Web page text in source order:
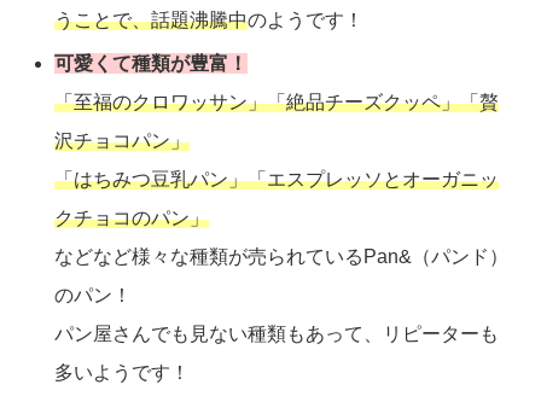
うことで、話題沸騰中のようです！
可愛くて種類が豊富！
「至福のクロワッサン」「絶品チーズクッペ」「贅
沢チョコパン」
「はちみつ豆乳パン」「エスプレッソとオーガニッ
クチョコのパン」
などなど様々な種類が売られているPan&（パンド）
のパン！
パン屋さんでも見ない種類もあって、リピーターも
多いようです！